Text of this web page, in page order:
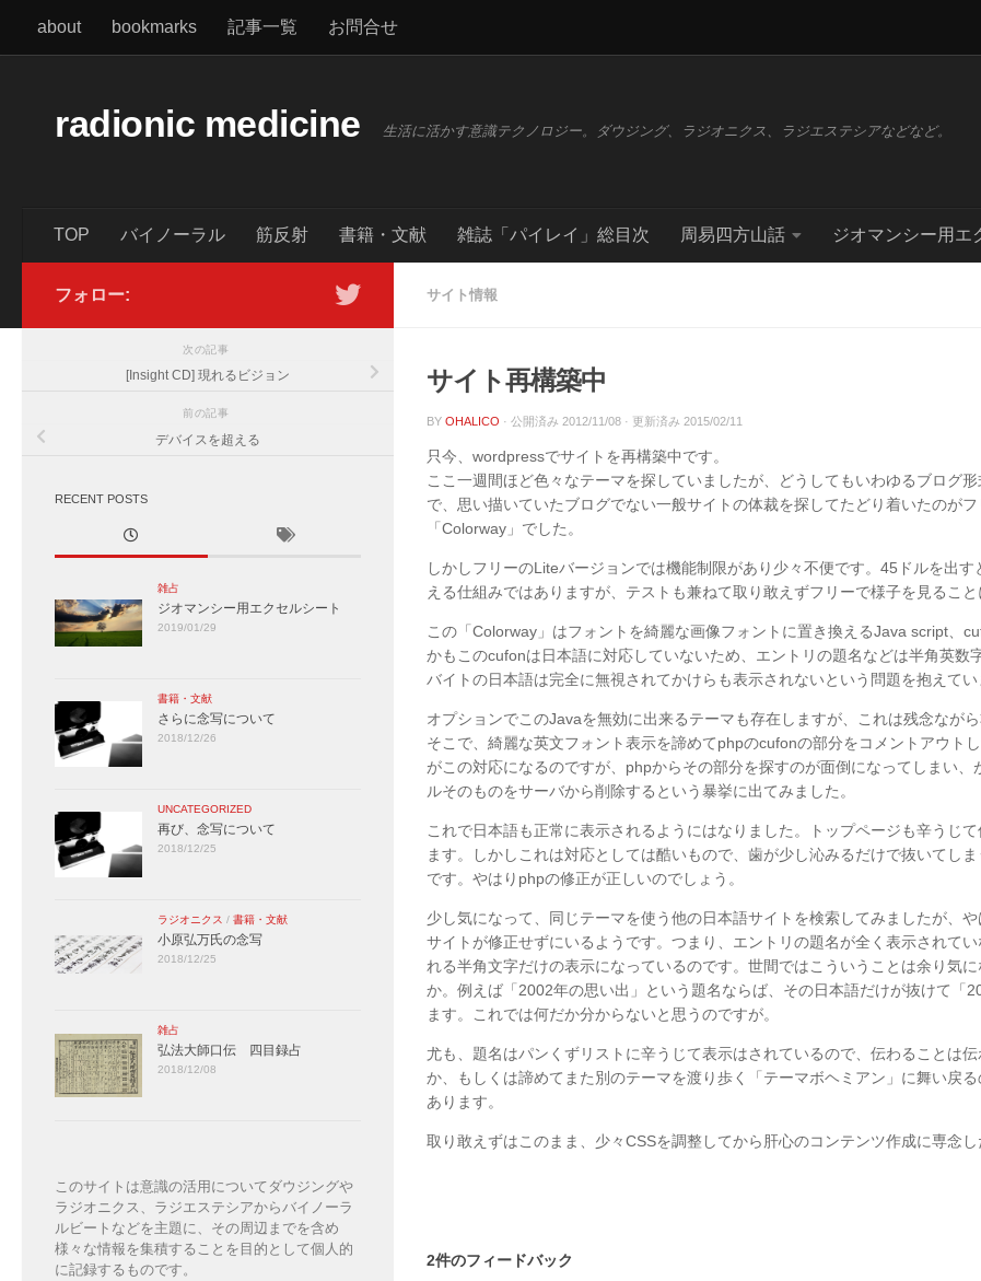
コンテンツへスキップ
about bookmarks 記事一覧 お問合せ
radionic medicine 生活に活かす意識テクノロジー。ダウジング、ラジオニクス、ラジエステシアなどなど。
TOP バイノーラル 筋反射 書籍・文献 雑誌「パイレイ」総目次 周易四方山話 ジオマンシー用エ
サイト情報
サイト再構築中
BY OHALICO · 公開済み 2012/11/08 · 更新済み 2015/02/11
只今、wordpressでサイトを再構築中です。
ここ一週間ほど色々なテーマを探していましたが、どうしてもいわゆるブログ
で、思い描いていたブログでない一般サイトの体裁を探してたどり着いたのが
「Colorway」でした。
しかしフリーのLiteバージョンでは機能制限があり少々不便です。45ドルを出す
える仕組みではありますが、テストも兼ねて取り敢えずフリーで様子を見ること
この「Colorway」はフォントを綺麗な画像フォントに置き換えるJava script、
かもこのcufonは日本語に対応していないため、エントリの題名などは半角英数
バイトの日本語は完全に無視されてかけらも表示されないという問題を抱えてい
オプションでこのJavaを無効に出来るテーマも存在しますが、これは残念ながら
そこで、綺麗な英文フォント表示を諦めてphpのcufonの部分をコメントアウト
がこの対応になるのですが、phpからその部分を探すのが面倒になってしまい、
ルそのものをサーバから削除するという暴挙に出てみました。
これで日本語も正常に表示されるようにはなりました。トップページも辛うじ
ます。しかしこれは対応としては酷いもので、歯が少し沁みるだけで抜いてし
です。やはりphpの修正が正しいのでしょう。
少し気になって、同じテーマを使う他の日本語サイトを検索してみましたが、
サイトが修正せずにいるようです。つまり、エントリの題名が全く表示されて
れる半角文字だけの表示になっているのです。世間ではこういうことは余り気
か。例えば「2002年の思い出」という題名ならば、その日本語だけが抜けて「
ます。これでは何だか分からないと思うのですが。
尤も、題名はパンくずリストに辛うじて表示はされているので、伝わることは
か、もしくは諦めてまた別のテーマを渡り歩く「テーマボヘミアン」に舞い戻
あります。
取り敢えずはこのまま、少々CSSを調整してから肝心のコンテンツ作成に専念し
2件のフィードバック
フォロー:
次の記事
[Insight CD] 現れるビジョン
前の記事
デバイスを超える
RECENT POSTS
雑占
ジオマンシー用エクセルシート
2019/01/29
書籍・文献
さらに念写について
2018/12/26
UNCATEGORIZED
再び、念写について
2018/12/25
ラジオニクス / 書籍・文献
小原弘万氏の念写
2018/12/25
雑占
弘法大師口伝 四目録占
2018/12/08
このサイトは意識の活用についてダウジングや
ラジオニクス、ラジエステシアからバイノーラ
ルビートなどを主題に、その周辺までを含め
様々な情報を集積することを目的として個人的
に記録するものです。